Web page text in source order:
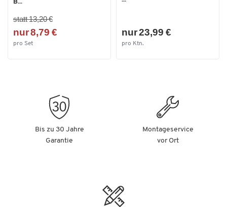
B...
statt 13,20 €
nur 8,79 €
pro Set
nur 23,99 €
pro Ktn.
Bis zu 30 Jahre
Garantie
Montageservice
vor Ort